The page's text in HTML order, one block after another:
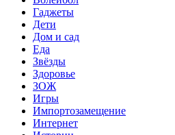
Гаджеты
Дети
Дом и сад
Еда
Звёзды
Здоровье
ЗОЖ
Игры
Импортозамещение
Интернет